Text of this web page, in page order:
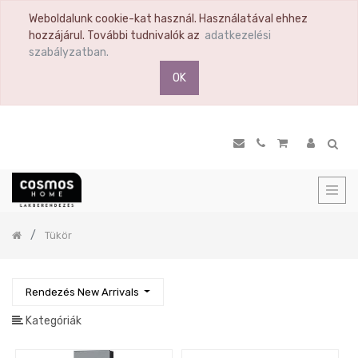
Weboldalunk cookie-kat használ. Használatával ehhez
hozzájárul. További tudnivalók az adatkezelési
szabályzatban.
OK
Tükör
Rendezés New Arrivals
Kategóriák
TERMÉK
KATEGÓRIA
termék
Komód
Vitrin
Hálószoba
Előszoba